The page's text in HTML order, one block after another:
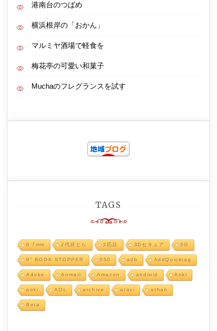
港南台のつばめ
横浜根岸の「おかん」
マルミヤ酒場で軽食を
梅花亭の可愛い和菓子
Muchaのフレグランスを試す
TAGS
0.7mm 2代目とら 2匹目 3Dセキュア 3G
9° BOOK STOPPER 050 adb AddQuicktag
Adobe Airmail Amazon android Anki
aoki AOL archive atavi athan
Beta